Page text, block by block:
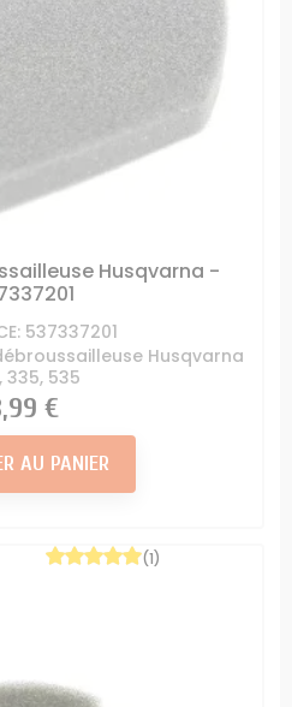
Husqvarna -
537337201
Husqvarna
335, 535
€
AU PANIER
(1)